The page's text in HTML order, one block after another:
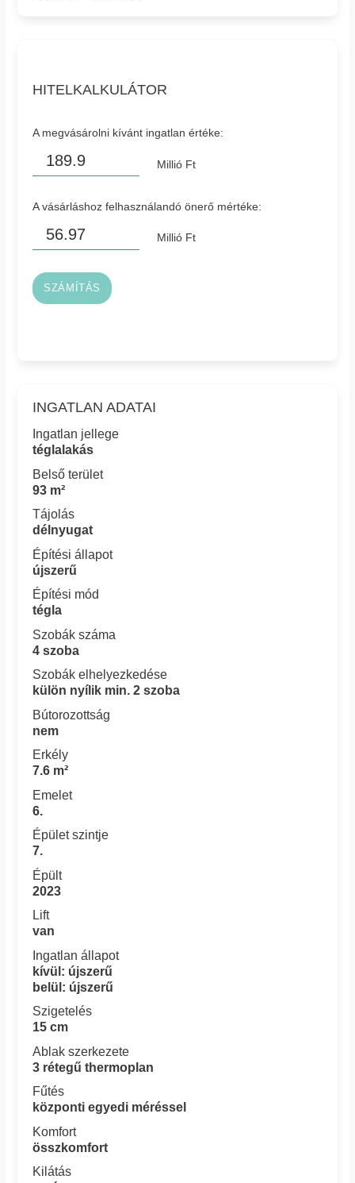
HITELKALKULÁTOR
A megvásárolni kívánt ingatlan értéke:
Millió Ft
A vásárláshoz felhasználandó önerő mértéke:
Millió Ft
SZÁMÍTÁS
INGATLAN ADATAI
Ingatlan jellege
téglalakás
Belső terület
93 m²
Tájolás
délnyugat
Építési állapot
újszerű
Építési mód
tégla
Szobák száma
4 szoba
Szobák elhelyezkedése
külön nyílik min. 2 szoba
Bútorozottság
nem
Erkély
7.6 m²
Emelet
6.
Épület szintje
7.
Épült
2023
Lift
van
Ingatlan állapot
kívül: újszerű
belül: újszerű
Szigetelés
15 cm
Ablak szerkezete
3 rétegű thermoplan
Fűtés
központi egyedi méréssel
Komfort
összkomfort
Kilátás